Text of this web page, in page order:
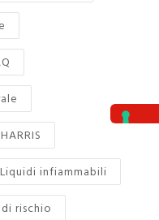
HARRIS
Liquidi infiammabili
rischio